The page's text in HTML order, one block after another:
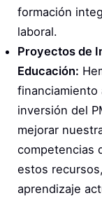
formación
laboral.
Proyectos de
Educación:
inversión del
mejorar
competencias
estos
aprendizaje